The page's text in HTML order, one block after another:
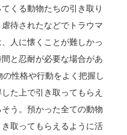
くる動物たちの引き取り
待されたなどでトラウマ
人に懐くことが難しかっ
と忍耐が必要な場合があ
性格や行動をよく把握し
た上で引き取ってもらえ
う。預かった全ての動物
取ってもらえるように活